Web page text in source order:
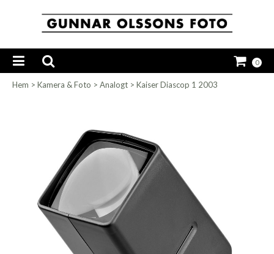
0
Hem > Kamera & Foto > Analogt > Kaiser Diascop 1 2003